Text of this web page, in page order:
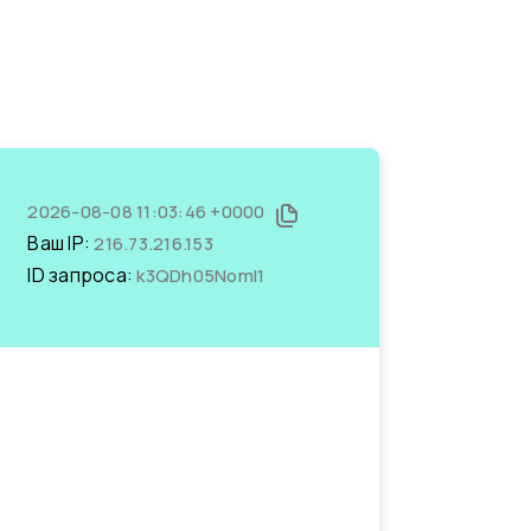
2026-08-08 11:03:46 +0000
Ваш IP:216.73.216.153
ID запроса:k3QDh05NomI1